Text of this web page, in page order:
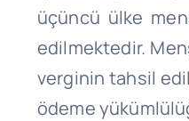
üçüncü ülke
edilmektedir.
verginin tahsil
ödeme